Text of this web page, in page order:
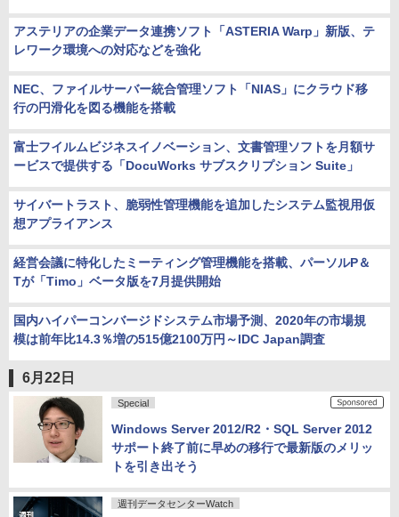
アステリアの企業データ連携ソフト「ASTERIA Warp」新版、テ
レワーク環境への対応などを強化
NEC、ファイルサーバー統合管理ソフト「NIAS」にクラウド移
行の円滑化を図る機能を搭載
富士フイルムビジネスイノベーション、文書管理ソフトを月額サ
ービスで提供する「DocuWorks サブスクリプション Suite」
サイバートラスト、脆弱性管理機能を追加したシステム監視用仮
想アプライアンス
経営会議に特化したミーティング管理機能を搭載、パーソルP＆
Tが「Timo」ベータ版を7月提供開始
国内ハイパーコンバージドシステム市場予測、2020年の市場規
模は前年比14.3％増の515億2100万円～IDC Japan調査
6月22日
Special
Windows Server 2012/R2・SQL Server 2012
サポート終了前に早めの移行で最新版のメリッ
トを引き出そう
週刊データセンターWatch